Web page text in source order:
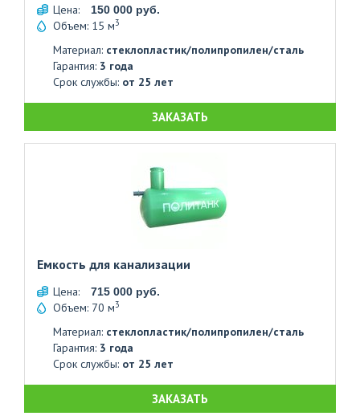
Цена: 150 000 руб.
Объем: 15 м3
Материал: стеклопластик/полипропилен/сталь
Гарантия: 3 года
Срок службы: от 25 лет
ЗАКАЗАТЬ
Емкость для канализации
Цена: 715 000 руб.
Объем: 70 м3
Материал: стеклопластик/полипропилен/сталь
Гарантия: 3 года
Срок службы: от 25 лет
ЗАКАЗАТЬ